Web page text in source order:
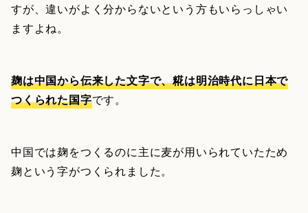
すが、違いがよく分からないという方もいらっしゃい
ますよね。
麹は中国から伝来した文字で、糀は明治時代に日本で
つくられた国字です。
中国では麹をつくるのに主に麦が用いられていたため
麹という字がつくられました。